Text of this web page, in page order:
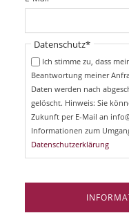
c
t
f
f
i
Pflichtfeld
Datenschutz*
Ich stimme zu, dass
Beantwortung meiner
Daten werden nach
gelöscht. Hinweis: Sie
Zukunft per E-Mail an
Informationen zum
Datenschutzerklärung